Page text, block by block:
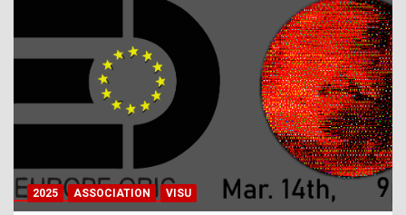
h
a
2025 ASSOCIATION VISU